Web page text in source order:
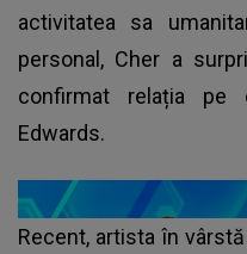
activitatea sa
personal, Cher a
confirmat relația pe
Edwards.
Recent, artista în